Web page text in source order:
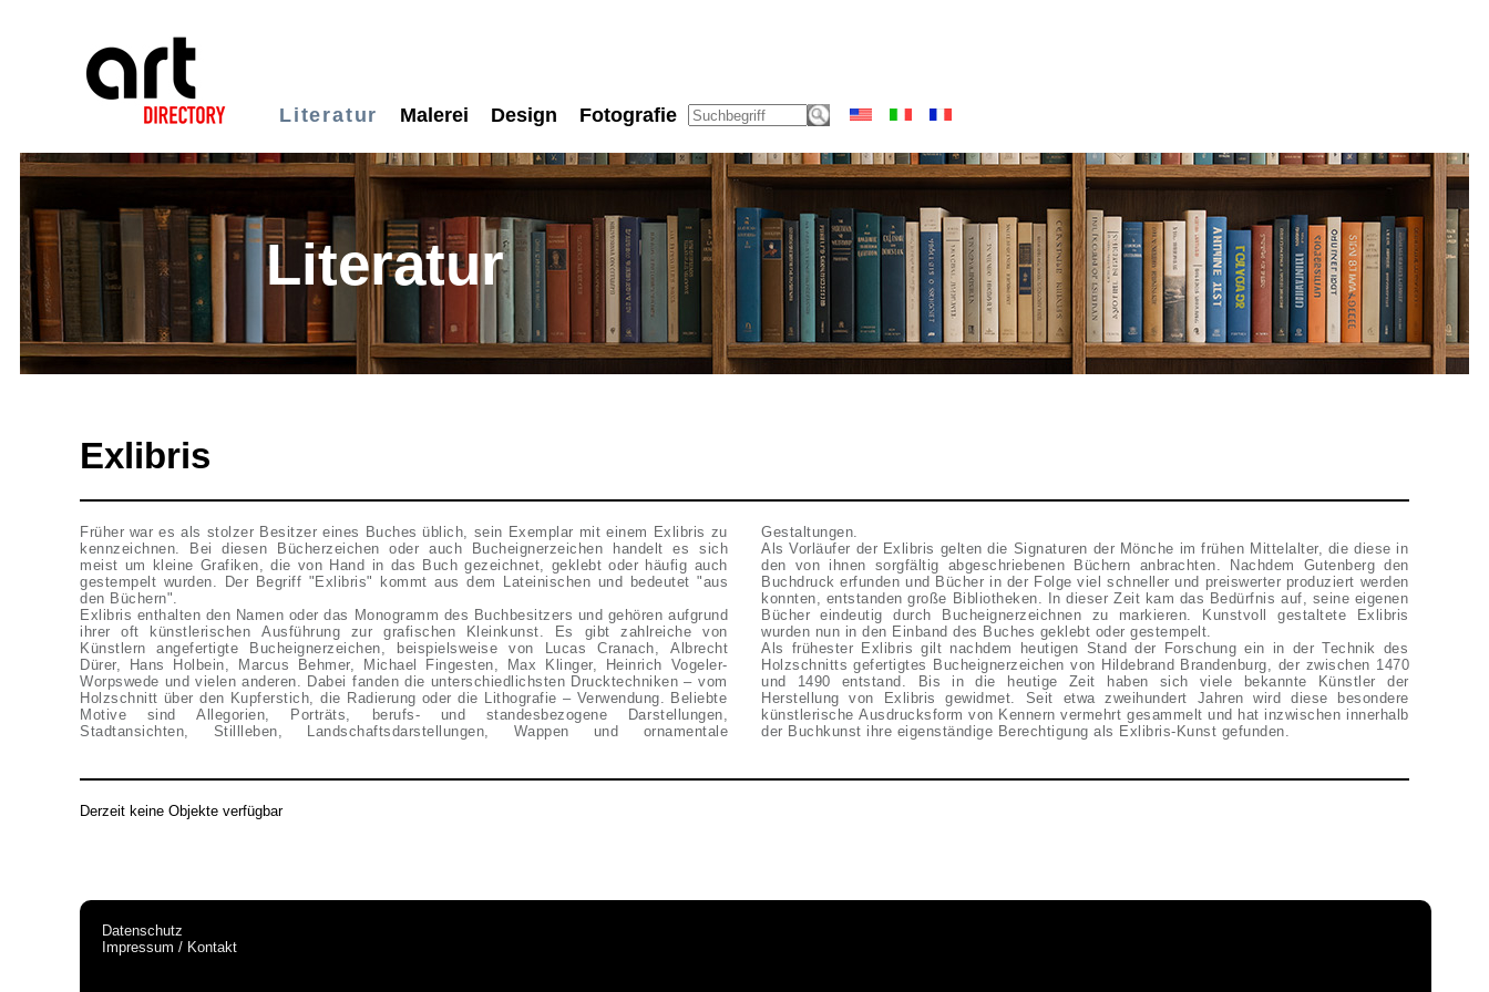
Literatur Malerei Design Fotografie
Literatur
Exlibris
Früher war es als stolzer Besitzer eines Buches üblich, sein Exemplar mit einem Exlibris zu
kennzeichnen. Bei diesen Bücherzeichen oder auch Bucheignerzeichen handelt es sich
meist um kleine Grafiken, die von Hand in das Buch gezeichnet, geklebt oder häufig auch
gestempelt wurden. Der Begriff "Exlibris" kommt aus dem Lateinischen und bedeutet "aus
den Büchern".
Exlibris enthalten den Namen oder das Monogramm des Buchbesitzers und gehören aufgrund
ihrer oft künstlerischen Ausführung zur grafischen Kleinkunst. Es gibt zahlreiche von
Künstlern angefertigte Bucheignerzeichen, beispielsweise von Lucas Cranach, Albrecht
Dürer, Hans Holbein, Marcus Behmer, Michael Fingesten, Max Klinger, Heinrich Vogeler-
Worpswede und vielen anderen. Dabei fanden die unterschiedlichsten Drucktechniken – vom
Holzschnitt über den Kupferstich, die Radierung oder die Lithografie – Verwendung. Beliebte
Motive sind Allegorien, Porträts, berufs- und standesbezogene Darstellungen,
Stadtansichten, Stillleben, Landschaftsdarstellungen, Wappen und ornamentale
Gestaltungen.
Als Vorläufer der Exlibris gelten die Signaturen der Mönche im frühen Mittelalter, die diese in
den von ihnen sorgfältig abgeschriebenen Büchern anbrachten. Nachdem Gutenberg den
Buchdruck erfunden und Bücher in der Folge viel schneller und preiswerter produziert werden
konnten, entstanden große Bibliotheken. In dieser Zeit kam das Bedürfnis auf, seine eigenen
Bücher eindeutig durch Bucheignerzeichnen zu markieren. Kunstvoll gestaltete Exlibris
wurden nun in den Einband des Buches geklebt oder gestempelt.
Als frühester Exlibris gilt nachdem heutigen Stand der Forschung ein in der Technik des
Holzschnitts gefertigtes Bucheignerzeichen von Hildebrand Brandenburg, der zwischen 1470
und 1490 entstand. Bis in die heutige Zeit haben sich viele bekannte Künstler der
Herstellung von Exlibris gewidmet. Seit etwa zweihundert Jahren wird diese besondere
künstlerische Ausdrucksform von Kennern vermehrt gesammelt und hat inzwischen innerhalb
der Buchkunst ihre eigenständige Berechtigung als Exlibris-Kunst gefunden.
Derzeit keine Objekte verfügbar
Datenschutz
Impressum / Kontakt